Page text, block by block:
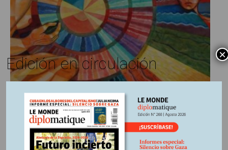
7 febrero, 2021
Escrito por:
Edición en circulación ×